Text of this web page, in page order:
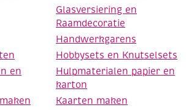
Glasversiering en
Raamdecoratie
Handwerkgarens
Hobbysets en Knutselsets
en
Hulpmaterialen papier en
karton
Kaarten maken